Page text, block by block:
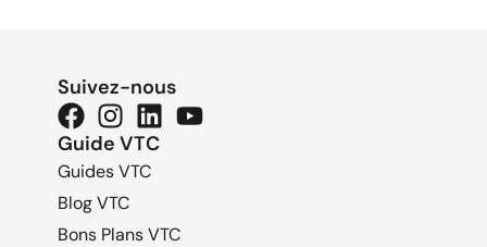
Suivez-nous
Guide VTC
Guides VTC
Blog VTC
Bons Plans VTC